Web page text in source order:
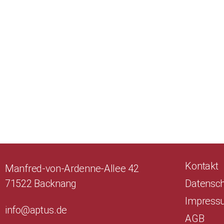
Manfred-von-Ardenne-Allee 42
71522 Backnang
info@aptus.de
Kontakt
AGB